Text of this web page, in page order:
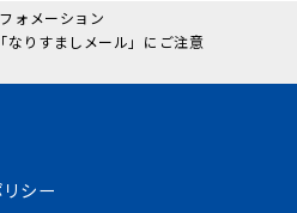
ォメーション
なりすましメール」にご注意
シー